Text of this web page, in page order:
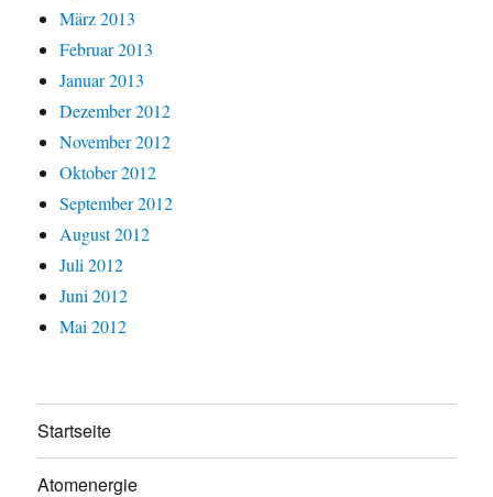
März 2013
Februar 2013
Januar 2013
Dezember 2012
November 2012
Oktober 2012
September 2012
August 2012
Juli 2012
Juni 2012
Mai 2012
Startseite
Atomenergie